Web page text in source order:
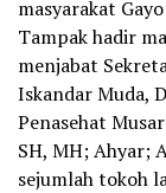
masyarakat
Tampak hadir
menjabat
Iskandar Muda,
Penasehat
SH, MH; Ahyar;
sejumlah tokoh